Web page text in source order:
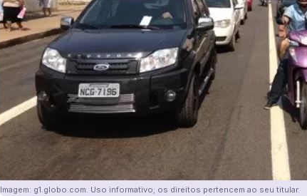
Imagem: g1.globo.com. Uso informativo; os direitos pertencem ao seu titular.